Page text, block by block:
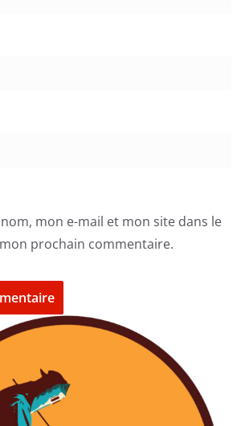
mon e-mail et mon site dans le
prochain commentaire.